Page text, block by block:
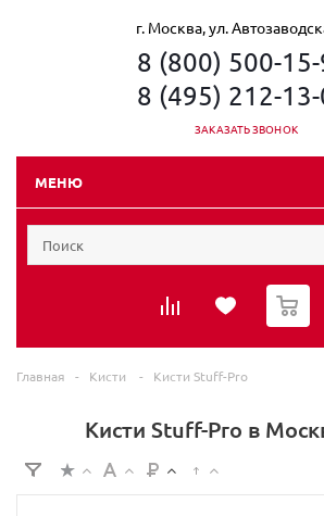
г. Москва, ул.
8 (800) 500-
8 (495) 212-
ЗАКАЗАТЬ ЗВОНОК
МЕНЮ
0
Главная - Кисти - Кисти Stuff-Pro
Кисти Stuff-Pro в